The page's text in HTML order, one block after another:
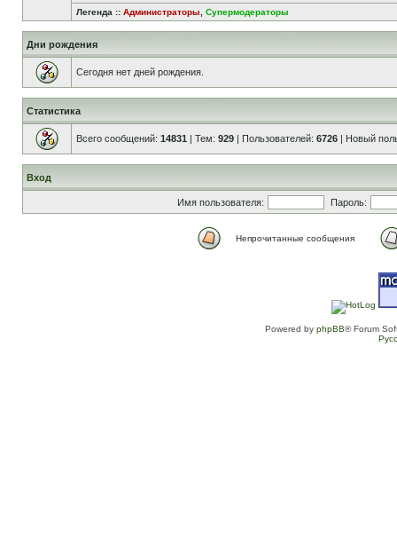
Легенда :: Администраторы Супермодераторы
Дни рождения
Сегодня нет дней рождения.
Статистика
Всего сообщений: 14831 | Тем: 929 | Пользователей: 6726 | Новый
Вход
Имя пользователя: Пароль:
Непрочитанные сообщения
Powered by phpBB® Forum